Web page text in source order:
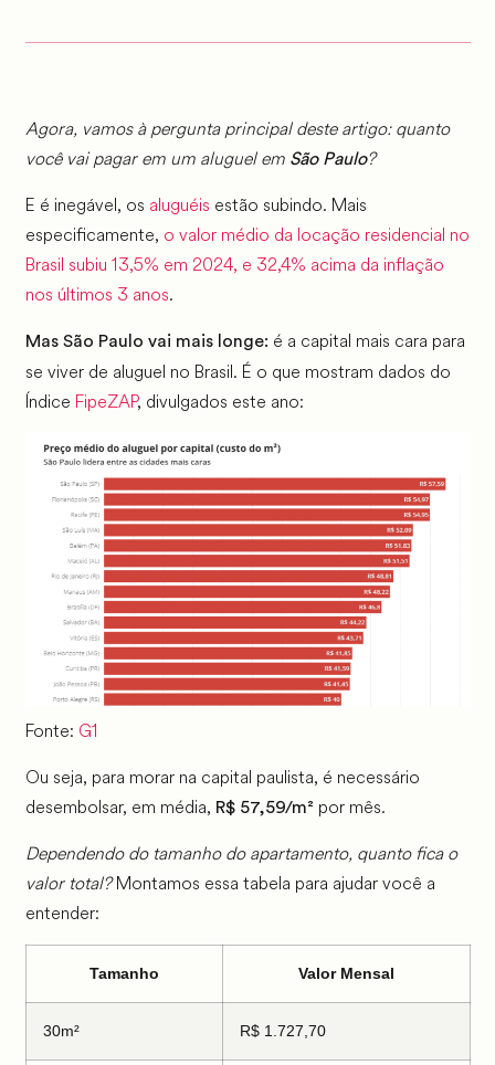
Agora, vamos à pergunta principal deste artigo: quanto
você vai pagar em um aluguel em São Paulo?
E é inegável, os aluguéis estão subindo. Mais
especificamente, o valor médio da locação residencial no
Brasil subiu 13,5% em 2024, e 32,4% acima da inflação
nos últimos 3 anos.
Mas São Paulo vai mais longe: é a capital mais cara para
se viver de aluguel no Brasil. É o que mostram dados do
Índice FipeZAP, divulgados este ano:
Fonte: G1
Ou seja, para morar na capital paulista, é necessário
desembolsar, em média, R$ 57,59/m² por mês.
Dependendo do tamanho do apartamento, quanto fica o
valor total?Montamos essa tabela para ajudar você a
entender:
Tamanho Valor Mensal
30m² R$ 1.727,70